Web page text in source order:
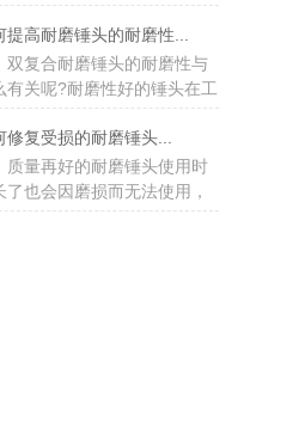
提高耐磨锤头的耐磨性...
合耐磨锤头的耐磨性与
有关呢?耐磨性好的锤头在工
修复受损的耐磨锤头...
再好的耐磨锤头使用时
了也会因磨损而无法使用，